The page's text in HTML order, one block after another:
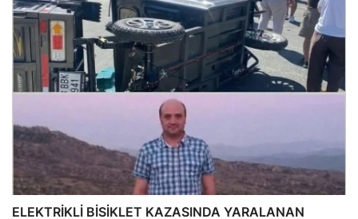
ELEKTRİKLİ BİSİKLET KAZASINDA YARALANAN